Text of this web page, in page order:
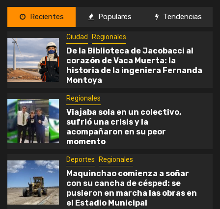
3
Deportes Regionales
Maquinchao comienza a soñar con su
cancha de césped: se pusieron en
marcha las obras en el Estadio
Municipal
Regionales
Weretilneck mantuvo un encuentro
Rosada
5
Regionales
Clima adverso y riesgo muy alto de
incendios: Bariloche en alerta y
asistencia clave a Chubut
Recientes Populares Tendencias
Ciudad Regionales
De la Biblioteca de Jacobacci al
corazón de Vaca Muerta: la
historia de la ingeniera Fernanda
Montoya
Regionales
Viajaba sola en un colectivo,
sufrió una crisis y la
acompañaron en su peor
momento
Deportes Regionales
Maquinchao comienza a soñar
con su cancha de césped: se
pusieron en marcha las obras en
el Estadio Municipal